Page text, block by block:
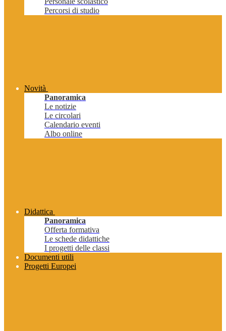
Percorsi di studio
Novità
Panoramica
Le notizie
Le circolari
Calendario eventi
Albo online
Didattica
Panoramica
Offerta formativa
Le schede didattiche
I progetti delle classi
Documenti utili
Progetti Europei